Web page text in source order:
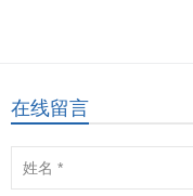
在线留言